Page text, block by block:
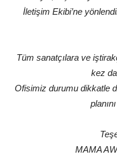
İletişim Ekibi’ne
Tüm sanatçılara ve
kez
Ofisimiz durumu dikkatle
MAMA